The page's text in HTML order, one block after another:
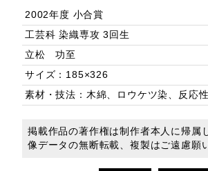
2002年度 小合賞
工芸科 染織専攻 3回生
立松 功至
サイズ：185×326
素材・技法：木綿、ロウケツ染、反応
掲載作品の著作権は制作者本人に帰属
像データの無断転載、複製はご遠慮願